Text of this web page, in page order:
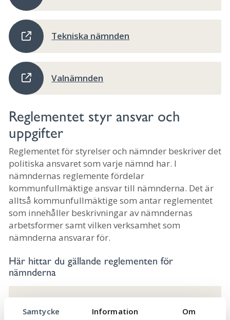
Samtycke Information Om
Tekniska nämnden
Valnämnden
Reglementet styr ansvar och
uppgifter
Reglementet för styrelser och nämnder beskriver det
politiska ansvaret som varje nämnd har. I
nämndernas reglemente fördelar
kommunfullmäktige ansvar till nämnderna. Det är
alltså kommunfullmäktige som antar reglementet
som innehåller beskrivningar av nämndernas
arbetsformer samt vilken verksamhet som
nämnderna ansvarar för.
Här hittar du gällande reglementen för
nämnderna